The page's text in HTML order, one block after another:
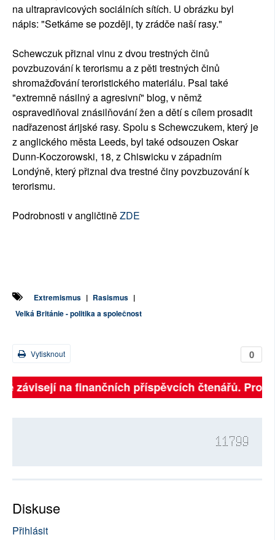
na ultrapravicových sociálních sítích. U obrázku byl
nápis: "Setkáme se později, ty zrádče naší rasy."
Schewczuk přiznal vinu z dvou trestných činů
povzbuzování k terorismu a z pěti trestných činů
shromažďování teroristického materiálu. Psal také
"extremně násilný a agresivní" blog, v němž
ospravedlňoval znásilňování žen a dětí s cílem prosadit
nadřazenost árijské rasy. Spolu s Schewczukem, který je
z anglického města Leeds, byl také odsouzen Oskar
Dunn-Koczorowski, 18, z Chiswicku v západním
Londýně, který přiznal dva trestné činy povzbuzování k
terorismu.
Podrobnosti v angličtiněZDE
Extremismus | Rasismus |
Velká Británie - politika a společnost
0
Vytisknout
závisejí na finančních příspěvcích čtenářů.
11799
Diskuse
Přihlásit